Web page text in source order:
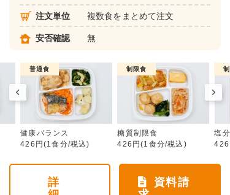
注文単位 複数食をまとめて注文
安否確認 無
普通食
健康バランス
426円(1食分/税込)
制限食
糖質制限食
426円(1食分/税込)
塩
詳
資料請